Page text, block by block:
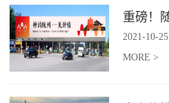
2021-10-25
MORE >